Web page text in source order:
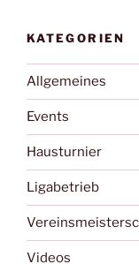
KATEGORIEN
Allgemeines
Events
Hausturnier
Ligabetrieb
Videos